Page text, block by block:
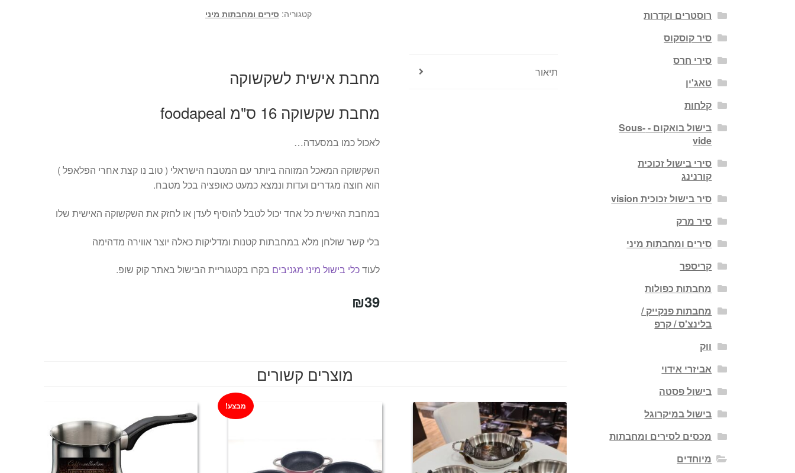
קטגוריה: סירים ומחבתות מיני
תיאור
מחבת אישית לשקשוקה
מחבת שקשוקה 16 ס"מ foodapeal
לאכול כמו במסעדה…
השקשוקה המאכל המזוהה ביותר עם המטבח הישראלי ( טוב נו קצת אחרי הפלאפל )
הוא חוצה מגדרים ועדות ונמצא כמעט כאופציה בכל מטבח.
במחבת האישית כל אחד יכול לטבל להוסיף לעדן או לחזק את השקשוקה האישית שלו
בלי קשר שולחן מלא במחבתות קטנות ומדליקות כאלה יוצר אווירה מדהימה
לעודכלי בישול מיני מגניבים בקרו בקטגוריית הבישול באתר קוק שופ.
₪39
מוצרים קשורים
מבצע!
רוסטרים וקדרות
סיר קוסקוס
סירי חרס
טאג'ין
קלחות
בישול בואקום - Sous-
vide
סירי בישול זכוכית
קורנינג
סיר בישול זכוכית vision
סיר מרק
סירים ומחבתות מיני
קריספר
מחבתות כפולות
מחבתות פנקייק /
בלינצ'ס / קרפ
ווק
אביזרי אידוי
בישול פסטה
בישול במיקרוגל
מכסים לסירים ומחבתות
מיוחדים